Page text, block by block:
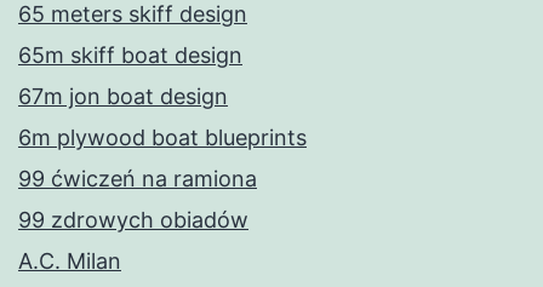
65 meters skiff design
65m skiff boat design
67m jon boat design
6m plywood boat blueprints
99 ćwiczeń na ramiona
99 zdrowych obiadów
A.C. Milan